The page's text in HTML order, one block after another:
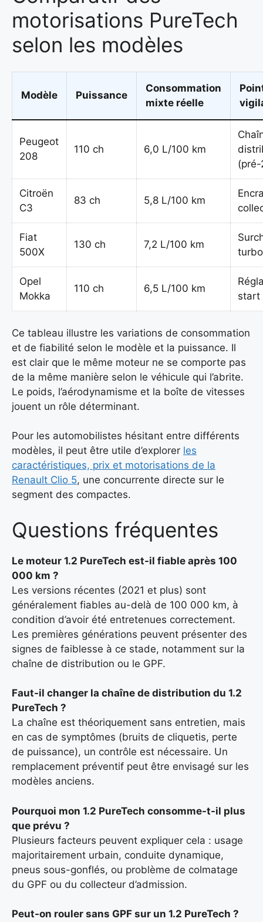
motorisations PureTech
selon les modèles
Modèle Puissance
Consommation
mixte réelle
Peugeot
208
110 ch 6,0 L/100 km
Citroën
C3
83 ch 5,8 L/100 km
Fiat
500X
130 ch 7,2 L/100 km
Opel
Mokka
110 ch 6,5 L/100 km
start
Ce tableau illustre les variations de consommation
et de fiabilité selon le modèle et la puissance. Il
est clair que le même moteur ne se comporte pas
de la même manière selon le véhicule qui l’abrite.
Le poids, l’aérodynamisme et la boîte de vitesses
jouent un rôle déterminant.
Pour les automobilistes hésitant entre différents
modèles, il peut être utile d’explorer les
caractéristiques, prix et motorisations de la
Renault Clio 5, une concurrente directe sur le
segment des compactes.
Questions fréquentes
Le moteur 1.2 PureTech est-il fiable après 100
000 km ?
Les versions récentes (2021 et plus) sont
généralement fiables au-delà de 100 000 km, à
condition d’avoir été entretenues correctement.
Les premières générations peuvent présenter des
signes de faiblesse à ce stade, notamment sur la
chaîne de distribution ou le GPF.
Faut-il changer la chaîne de distribution du 1.2
PureTech ?
La chaîne est théoriquement sans entretien, mais
en cas de symptômes (bruits de cliquetis, perte
de puissance), un contrôle est nécessaire. Un
remplacement préventif peut être envisagé sur les
modèles anciens.
Pourquoi mon 1.2 PureTech consomme-t-il plus
que prévu ?
Plusieurs facteurs peuvent expliquer cela : usage
majoritairement urbain, conduite dynamique,
pneus sous-gonflés, ou problème de colmatage
du GPF ou du collecteur d’admission.
Peut-on rouler sans GPF sur un 1.2 PureTech ?